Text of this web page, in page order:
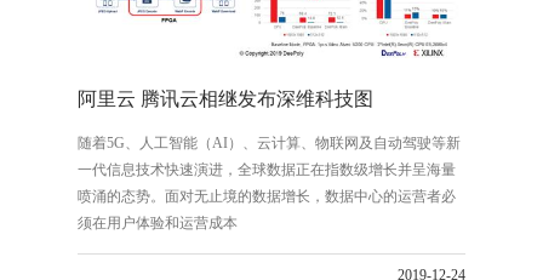
阿里云 腾讯云相继发布深维科技图
随着5G、人工智能（AI）、云计算、物联网及自动驾驶等新
一代信息技术快速演进，全球数据正在指数级增长并呈海量
喷涌的态势。面对无止境的数据增长，数据中心的运营者必
须在用户体验和运营成本
2019-12-24